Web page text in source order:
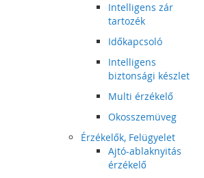
Intelligens zár
tartozék
Időkapcsoló
Intelligens
biztonsági készlet
Multi érzékelő
Okosszemüveg
Érzékelők, Felügyelet
Ajtó-ablaknyitás
érzékelő